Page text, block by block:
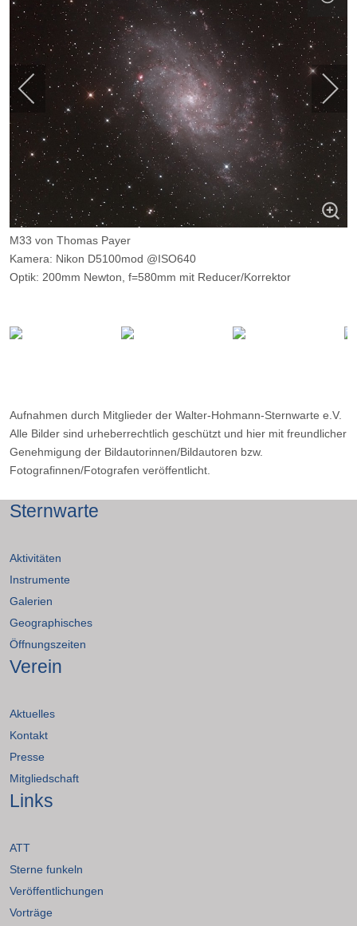
M33 von Thomas Payer
Kamera: Nikon D5100mod @ISO640
Optik: 200mm Newton, f=580mm mit Reducer/Korrektor
Aufnahmen durch Mitglieder der Walter-Hohmann-Sternwarte e.V.
Alle Bilder sind urheberrechtlich geschützt und hier mit freundlicher
Genehmigung der Bildautorinnen/Bildautoren bzw.
Fotografinnen/Fotografen veröffentlicht.
Sternwarte
Aktivitäten
Instrumente
Galerien
Geographisches
Öffnungszeiten
Verein
Aktuelles
Kontakt
Presse
Mitgliedschaft
Links
ATT
Sterne funkeln
Veröffentlichungen
Vorträge